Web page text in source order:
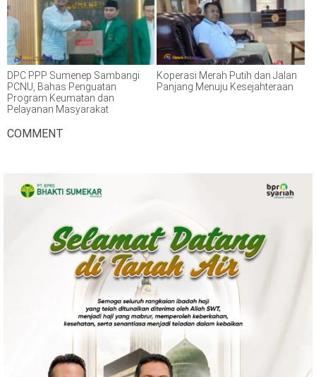
DPC PPP Sumenep Sambangi
PCNU, Bahas Penguatan
Program Keumatan dan
Pelayanan Masyarakat
Koperasi Merah Putih dan Jalan
Panjang Menuju Kesejahteraan
COMMENT